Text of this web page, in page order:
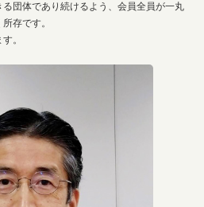
団体であり続けるよう、会員全員が一丸
存です。
。